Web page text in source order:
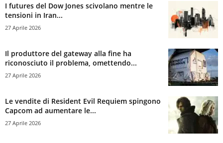
I futures del Dow Jones scivolano mentre le
tensioni in Iran...
27 Aprile 2026
Il produttore del gateway alla fine ha
riconosciuto il problema, omettendo...
27 Aprile 2026
Le vendite di Resident Evil Requiem spingono
Capcom ad aumentare le...
27 Aprile 2026